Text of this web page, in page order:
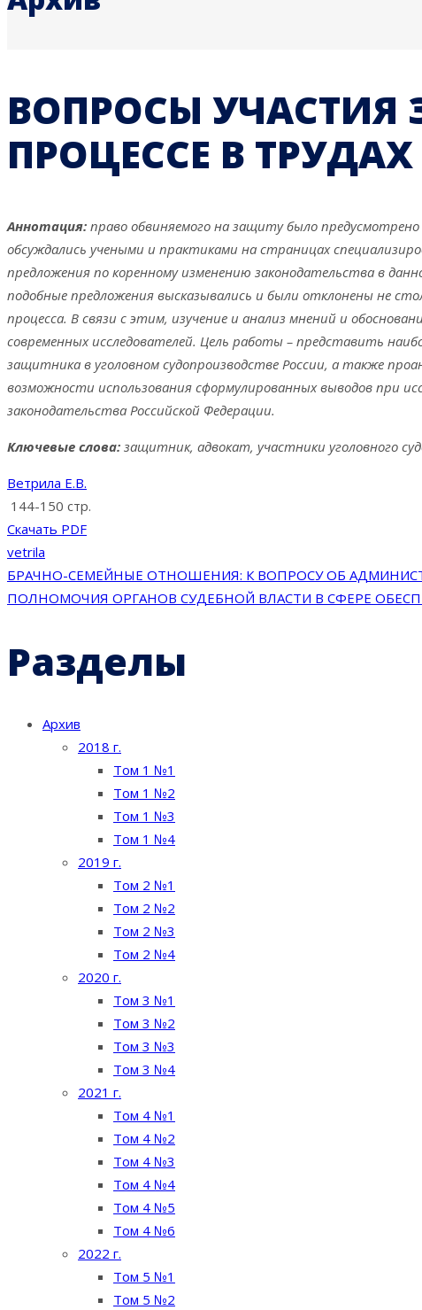
ВОПРОСЫ
ПРОЦЕССЕ В
Аннотация: право обвиняемого на защиту было
обсуждались учеными и практиками на страницах
предложения по коренному изменению законодательства в
подобные предложения высказывались и были отклонены не
процесса. В связи с этим, изучение и анализ мнений и
современных исследователей. Цель работы – представить
защитника в уголовном судопроизводстве России, а также
возможности использования сформулированных выводов при
законодательства Российской Федерации.
Ключевые слова: защитник, адвокат, участники уголовного
Ветрила Е.В.
144-150 стр.
Скачать PDF
vetrila
Навигация
по
записям
БРАЧНО-СЕМЕЙНЫЕ ОТНОШЕНИЯ: К ВОПРОСУ ОБ
ПОЛНОМОЧИЯ ОРГАНОВ СУДЕБНОЙ ВЛАСТИ В СФЕРЕ
Разделы
Архив
2018 г.
Том 1 №1
Том 1 №2
Том 1 №3
Том 1 №4
2019 г.
Том 2 №1
Том 2 №2
Том 2 №3
Том 2 №4
2020 г.
Том 3 №1
Том 3 №2
Том 3 №3
Том 3 №4
2021 г.
Том 4 №1
Том 4 №2
Том 4 №3
Том 4 №4
Том 4 №5
Том 4 №6
2022 г.
Том 5 №1
Том 5 №2